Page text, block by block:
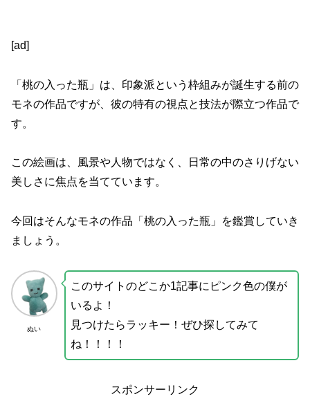
[ad]
「桃の入った瓶」は、印象派という枠組みが誕生する前の
モネの作品ですが、彼の特有の視点と技法が際立つ作品で
す。
この絵画は、風景や人物ではなく、日常の中のさりげない
美しさに焦点を当てています。
今回はそんなモネの作品「桃の入った瓶」を鑑賞していき
ましょう。
ぬい
このサイトのどこか1記事にピンク色の僕が
いるよ！
見つけたらラッキー！ぜひ探してみて
ね！！！！
スポンサーリンク